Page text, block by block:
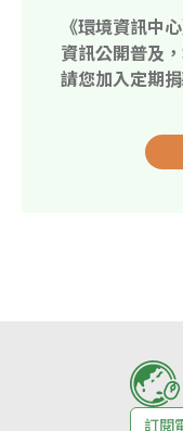
《環境資訊中
資訊公開普及
請您加入定期
訂閱